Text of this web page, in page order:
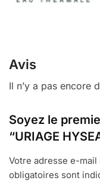
Avis
Il n’y a pas encore
Soyez le
“URIAGE
Votre adresse e-
obligatoires sont